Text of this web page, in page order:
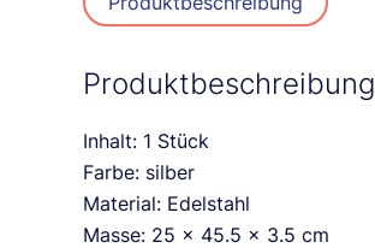
Produktbeschreibung
Inhalt: 1 Stück
Farbe: silber
Material: Edelstahl
Masse: 25 x 45.5 x 3.5 cm